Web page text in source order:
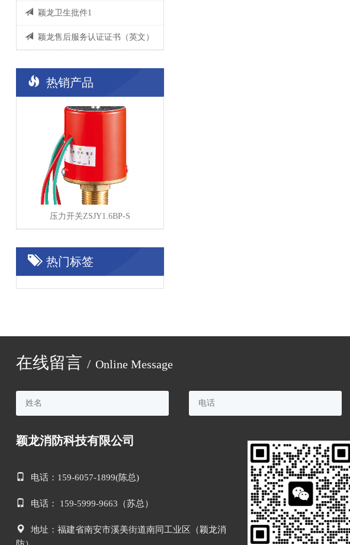
颖龙卫生批件1
颖龙售后服务认证证书（英文）
热销产品
压力开关ZSJY1.6BP-S
热门标签
在线留言 / Online Message
颖龙消防科技有限公司
电话：159-6057-1899(陈总)
电话： 159-5999-9663（苏总）
地址：福建省南安市溪美街道南同工业区（颖龙消